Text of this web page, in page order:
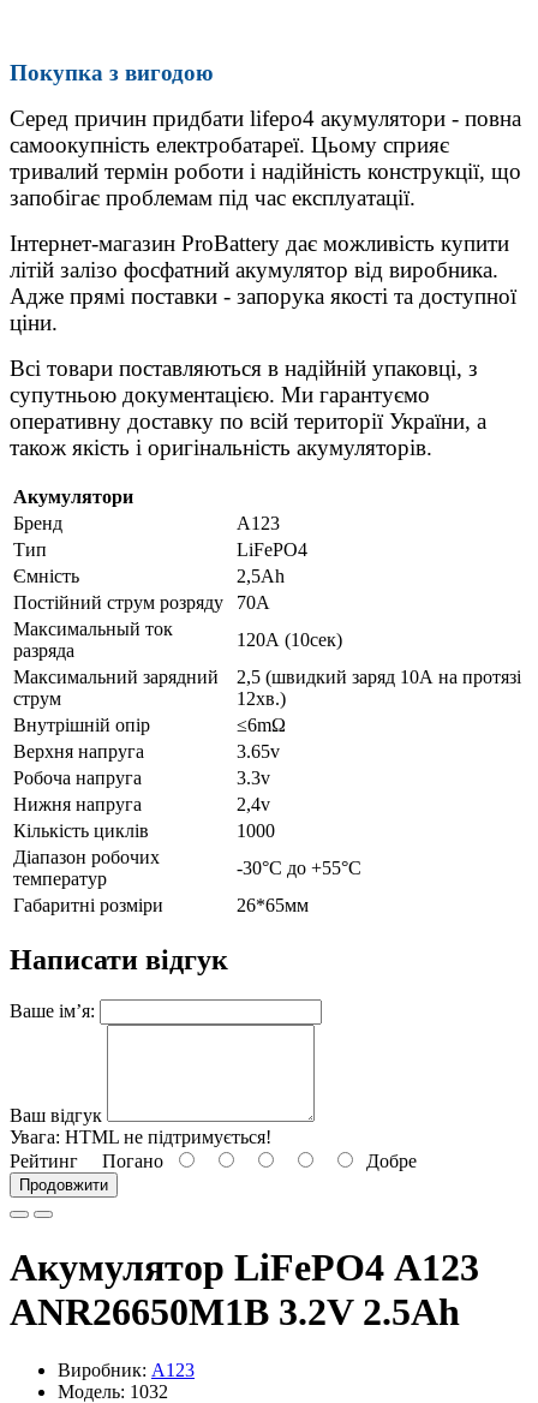
Покупка з вигодою
Серед причин придбати lifepo4 акумулятори - повна
самоокупність електробатареї. Цьому сприяє
тривалий термін роботи і надійність конструкції, що
запобігає проблемам під час експлуатації.
Інтернет-магазин ProBattery дає можливість купити
літій залізо фосфатний акумулятор від виробника.
Адже прямі поставки - запорука якості та доступної
ціни.
Всі товари поставляються в надійній упаковці, з
супутньою документацією. Ми гарантуємо
оперативну доставку по всій території України, а
також якість і оригінальність акумуляторів.
Акумулятори
Бренд
А123
Тип
LiFePO4
Ємність
2,5Ah
Постійний струм розряду
70А
Максимальный ток
разряда
120А (10сек)
Максимальний зарядний
струм
2,5 (швидкий заряд 10А на протязі
12хв.)
Внутрішній опір
≤6mΩ
Верхня напруга
3.65v
Робоча напруга
3.3v
Нижня напруга
2,4v
Кількість циклів
1000
Діапазон робочих
температур
-30°C до +55°C
Габаритні розміри
26*65мм
Написати відгук
Ваше ім’я:
Ваш відгук
Увага: HTML не підтримується!
Рейтинг Погано Добре
Продовжити
Акумулятор LiFePO4 А123
ANR26650M1B 3.2V 2.5Ah
Виробник: А123
Модель: 1032